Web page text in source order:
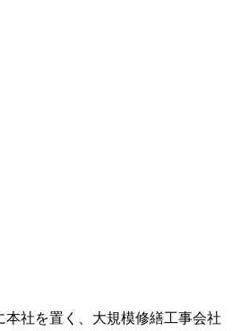
本社を置く、大規模修繕工事会社